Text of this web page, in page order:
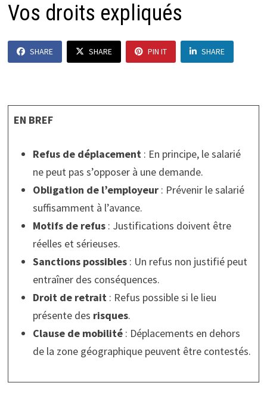
Vos droits expliqués
SHARE SHARE PIN IT SHARE
EN BREF
Refus de déplacement: En principe, le salarié
ne peut pas s’opposer à une demande.
Obligation de l’employeur: Prévenir le salarié
suffisamment à l’avance.
Motifs de refus: Justifications doivent être
réelles et sérieuses.
Sanctions possibles: Un refus non justifié peut
entraîner des conséquences.
Droit de retrait: Refus possible si le lieu
présente des risques.
Clause de mobilité: Déplacements en dehors
de la zone géographique peuvent être contestés.